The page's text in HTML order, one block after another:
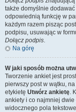
także domyślnie
odpowiednią funkcję w
każdym razem pisząc
podpisu, usuwając w
Dołącz podpis.
Na górę
W jaki sposób można
Tworzenie ankiet jest
pierwszy post w wątku,
etykietę Utwórz ankietę.
ankiety i co najmniej
widocznego pola